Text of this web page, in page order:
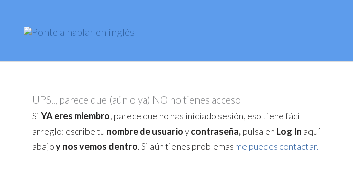
content
UPS.., parece que (aún o ya) NO no tienes acceso
Si YA eres miembro, parece que no has iniciado sesión, eso tiene fácil
arreglo: escribe tu nombre de usuarioycontraseña,pulsa en Log In aquí
abajoy nos vemos dentro. Si aún tienes problemas me puedes contactar.